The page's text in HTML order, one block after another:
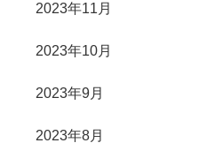
2023年11月
2023年10月
2023年9月
2023年8月